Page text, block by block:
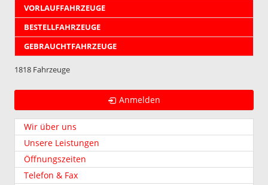
VORLAUFFAHRZEUGE
BESTELLFAHRZEUGE
GEBRAUCHTFAHRZEUGE
1818 Fahrzeuge
Anmelden
Wir über uns
Unsere Leistungen
Öffnungszeiten
Telefon & Fax